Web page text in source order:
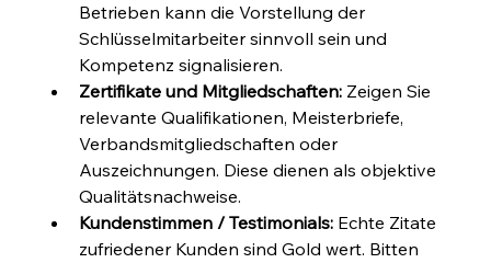
Betrieben kann die Vorstellung der
Schlüsselmitarbeiter sinnvoll sein und
Kompetenz signalisieren.
Zertifikate und Mitgliedschaften: Zeigen Sie
relevante Qualifikationen, Meisterbriefe,
Verbandsmitgliedschaften oder
Auszeichnungen. Diese dienen als objektive
Qualitätsnachweise.
Kundenstimmen / Testimonials: Echte Zitate
zufriedener Kunden sind Gold wert. Bitten